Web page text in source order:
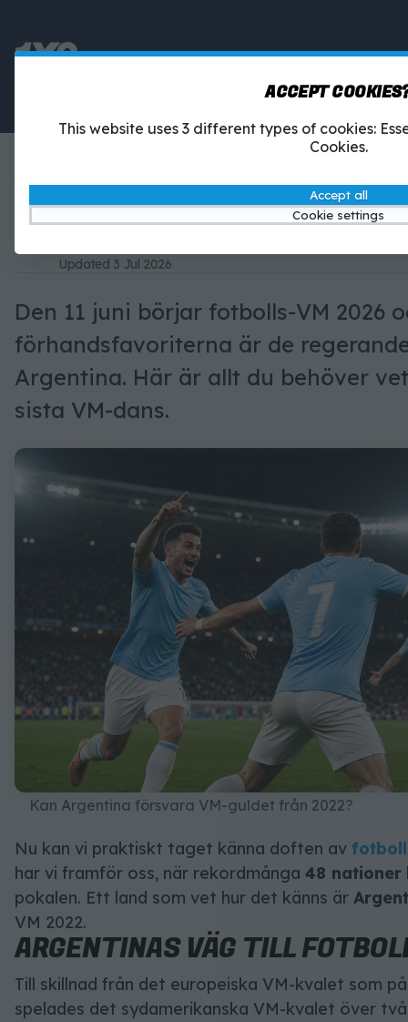
OCH LIONEL MESSI
Simon Andersson, sportskribent
Simon Andersson, sportskribent
Updated 3 Jul 2026
Den 11 juni börjar fotbolls-VM 2026
förhandsfavoriterna är de
Argentina. Här är allt du behöver
sista VM-dans.
Kan Argentina försvara VM-guldet från 2022?
Nu kan vi praktiskt taget känna doften av
har vi framför oss, när rekordmånga 48 nationer
pokalen. Ett land som vet hur det känns är
VM 2022.
ARGENTINAS VÄG TILL
Till skillnad från det europeiska VM-kvalet som
spelades det sydamerikanska VM-kvalet över
ACCEPT
This website uses 3 different types of cookies:
Cookies.
Accept all
Cookie settings